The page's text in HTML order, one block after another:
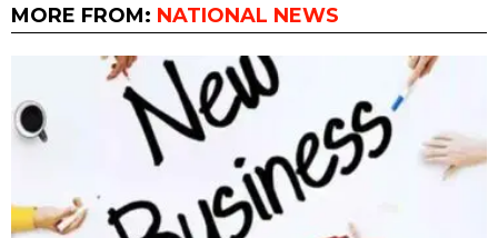
MORE FROM: NATIONAL NEWS